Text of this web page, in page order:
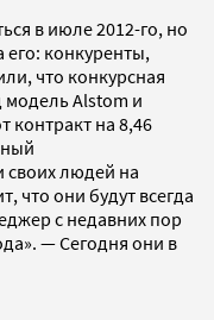
в июле 2012-го, но
конкуренты,
что конкурсная
модель Alstom и
контракт на 8,46
своих людей на
что они будут всегда
с недавних пор
— Сегодня они в